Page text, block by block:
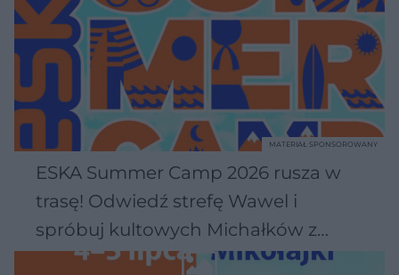
ESKA Summer Camp 2026 rusza w
trasę! Odwiedź strefę Wawel i
spróbuj kultowych Michałków z
Wawelu
MATERIAŁ SPONSOROWANY